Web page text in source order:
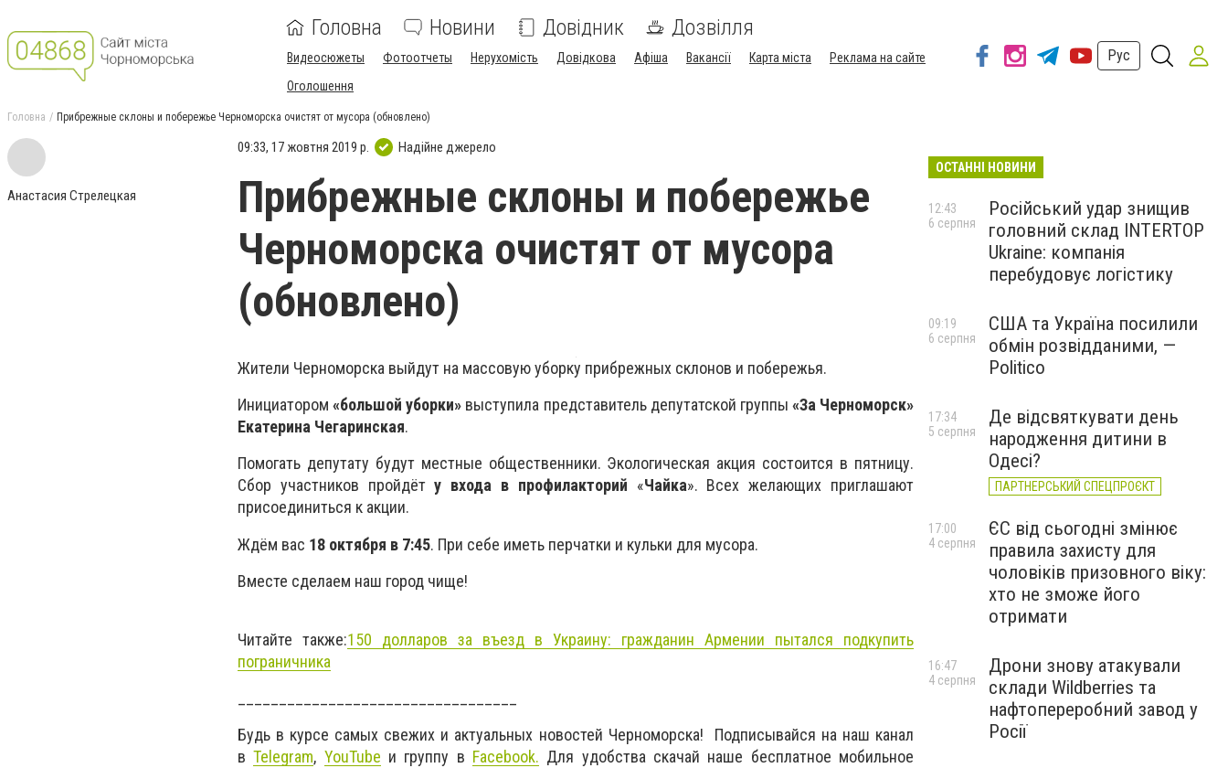
Головна Новини Довідник Дозвілля
Видеосюжеты Фотоотчеты Нерухомість Довідкова Афіша Вакансії Карта міста
Реклама на сайте
Оголошення
Рус
Головна Прибрежные склоны и побережье Черноморска очистят от мусора (обновлено)
Анастасия Стрелецкая
09:33, 17 жовтня 2019 р. Надійне джерело
Прибрежные склоны и побережье
Черноморска очистят от мусора
(обновлено)
Жители Черноморска выйдут на массовую уборку прибрежных склонов и побережья.
Инициатором«большой уборки» выступила представитель депутатской группы «За Черноморск»
Екатерина Чегаринская.
Помогать депутату будут местные общественники. Экологическая акция состоится в пятницу.
Сбор участников пройдёту входа в профилакторий «Чайка». Всех желающих приглашают
присоединиться к акции.
Ждём вас 18 октября в 7:45. При себе иметь перчатки и кульки для мусора.
Вместе сделаем наш город чище!
Читайте также:150 долларов за въезд в Украину: гражданин Армении пытался подкупить
пограничника
Будь в курсе самых свежих и актуальных новостей Черноморска! Подписывайся на наш канал
вTelegram, YouTube и группу в Facebook. Для удобства скачай наше бесплатное мобильное
ОСТАННІ НОВИНИ
Російський удар знищив
головний склад INTERTOP
Ukraine: компанія
перебудовує логістику
12:43
6 серпня
США та Україна посилили
обмін розвідданими, —
Politico
09:19
6 серпня
Де відсвяткувати день
народження дитини в
Одесі?
ПАРТНЕРСЬКИЙ СПЕЦПРОЄКТ
17:34
5 серпня
ЄС від сьогодні змінює
правила захисту для
чоловіків призовного віку:
хто не зможе його
отримати
17:00
4 серпня
Дрони знову атакували
склади Wildberries та
нафтопереробний завод у
Росії
16:47
4 серпня